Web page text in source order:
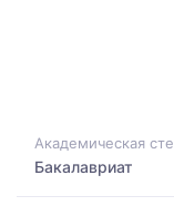
Академическая
Бакалавриат